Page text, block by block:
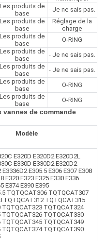
Les produits de
base
- Je ne sais pas.
Les produits de
base
Réglage de la
charge
Les produits de
base
O-RING
Les produits de
base
- Je ne sais pas.
Les produits de
base
- Je ne sais pas.
Les produits de
base
O-RING
Les produits de
base
O-RING
de commande
Modèle
E320D E320D2 E320D2L
E330D E330D2 E320D2
E3336D2 E305.5 E306 E307 E308
E320 E323 E325 E330 E336
E374 E390 E395
TQTQCAT306 TQTQCAT307
TQTQCAT312 TQTQCAT315
TQTQCAT323 TQTQCAT324
TQTQCAT326 TQTQCAT330
TQTQCAT345 TQTQCAT349
TQTQCAT374 TQTQCAT390